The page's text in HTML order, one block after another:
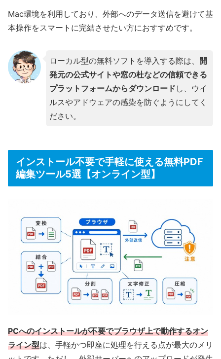
発する非常に多機能で軽快なWindows用PDF編集ソ
フトです。
このソフトは、無料の範囲であってもタイプライタ
ーツールによる文字追記や、吹き出し挿入、スタン
プの押印などを期間制限なく無制限で利用できま
ただし、存テキストの直接修正やページの抽出とい
されます。そのため、文字の直接編集は避け、
軽快に動作する高機能な注釈ツールとしてのみ割り
切って利用したい方におすすめです。
Mac環境を利用しており、外部へのデータ送信を避けて基
本操作をスマートに完結させたい方におすすめです。
ローカル型の無料ソフトを導入する際は、
開
発元の公式サイトや窓の杜などの信頼できる
プラットフォームからダウンロード し、ウイ
ルスやアドウェアの感染を防ぐようにしてく
ださい。
インストール不要で手軽に使える無料PDF
編集ツール5選【オンライン型】
PCへのインストールが不要でブラウザ上で動作するオン
ライン型は、手軽かつ即座に処理を行える点が最大のメリ